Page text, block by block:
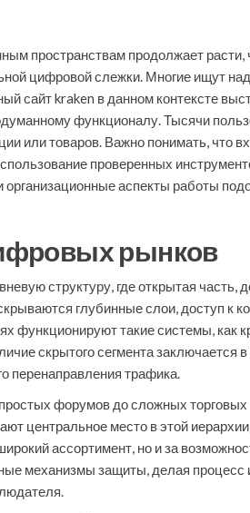
пространствам продолжает расти,
цифровой слежки. Многие ищут
сайт kraken в данном контексте
функционалу. Тысячи
или товаров. Важно понимать, что
проверенных
организационные аспекты работы
рынков
структуру, где открытая
глубинные слои, доступ к
функционируют такие системы, как
скрытого сегмента заключается
перенаправления трафика.
форумов до сложных
центральное место в этой
ассортимент, но и за
механизмы защиты, делая